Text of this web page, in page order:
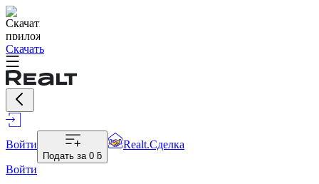
Скачать
Войти
Подать за 0 ƃ
Realt.Сделка
Войти